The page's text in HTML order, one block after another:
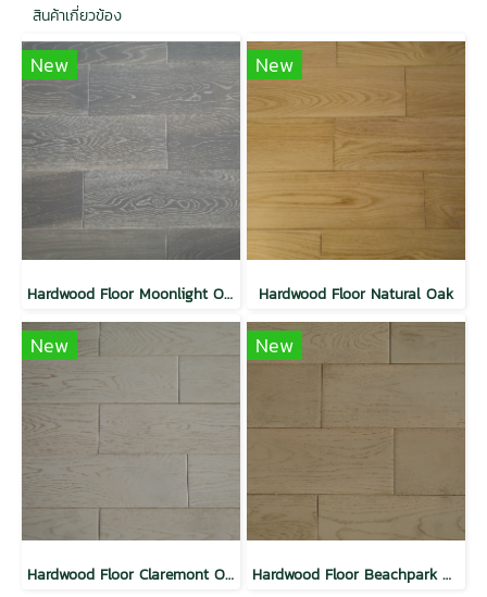
สินค้าเกี่ยวข้อง
New
Hardwood Floor Moonlight Oak
New
Hardwood Floor Natural Oak
New
Hardwood Floor Claremont Oak
New
Hardwood Floor Beachpark Oak